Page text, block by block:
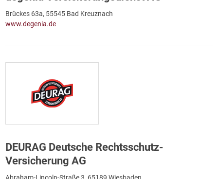
Brückes 63a, 55545 Bad Kreuznach
www.degenia.de
DEURAG Deutsche Rechtsschutz-
Versicherung AG